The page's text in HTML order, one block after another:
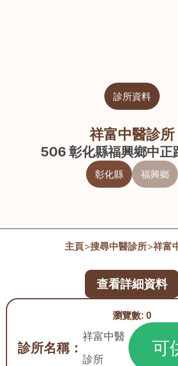
診所資料
祥富中醫診所
506 彰化縣福興鄉中
彰化縣 福興鄉
主頁>搜尋中醫診所>祥富
瀏覽數: 0
診所名稱：
祥富中醫
診所
可
查看詳細資料